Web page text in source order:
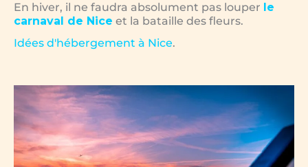
En hiver, il ne faudra absolument pas louper le
carnaval de Nice et la bataille des fleurs.
Idées d'hébergement à Nice.